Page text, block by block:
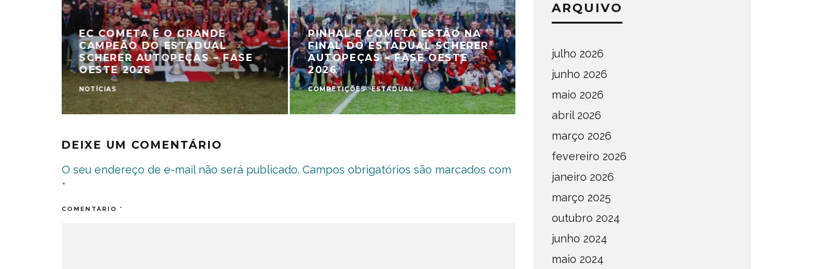
EC COMETA É O GRANDE
CAMPEÃO DO ESTADUAL
SCHERER AUTOPEÇAS – FASE
OESTE 2026
NOTÍCIAS
PINHAL E COMETA ESTÃO NA
FINAL DO ESTADUAL SCHERER
AUTOPEÇAS – FASE OESTE
2026
COMPETIÇÕES ESTADUAL
DO ESTADUAL DE AMADORES –
FASE OESTE 2026
COMPETIÇÕES
DEIXE UM COMENTÁRIO
O seu endereço de e-mail não será publicado. Campos obrigatórios são marcados com
*
COMENTÁRIO *
ARQUIVO
julho 2026
junho 2026
maio 2026
abril 2026
março 2026
fevereiro 2026
janeiro 2026
março 2025
outubro 2024
junho 2024
maio 2024